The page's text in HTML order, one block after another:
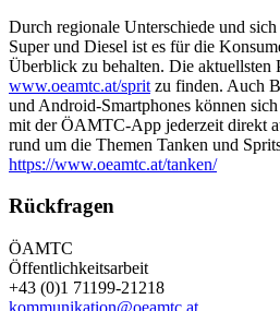
Durch regionale Unterschiede und
Super und Diesel ist es für die
Überblick zu behalten. Die aktuellsten
www.oeamtc.at/sprit zu finden. Auch
und Android-Smartphones können
mit der ÖAMTC-App jederzeit direkt
rund um die Themen Tanken und
https://www.oeamtc.at/tanken/
Rückfragen
ÖAMTC
Öffentlichkeitsarbeit
+43 (0)1 71199-21218